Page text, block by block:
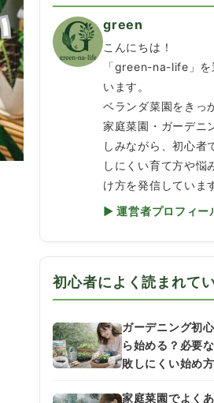
green
こんにちは！
「green-na-life」を
います。
ベランダ菜園をきっ
家庭菜園・ガーデニ
しみながら、初心者
しにくい育て方や悩
け方を発信していま
▶ 運営者プロフィー
初心者によく読まれて
ガーデニング初
ら始める？必要
敗しにくい始め方
家庭菜園でよく